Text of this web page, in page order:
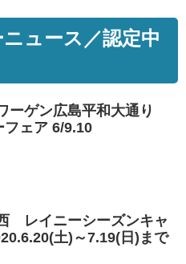
ュース／認定中
ーゲン広島平和大通り
フェア 6/9.10
レイニーシーズンキャ
土)～7.19(日)まで